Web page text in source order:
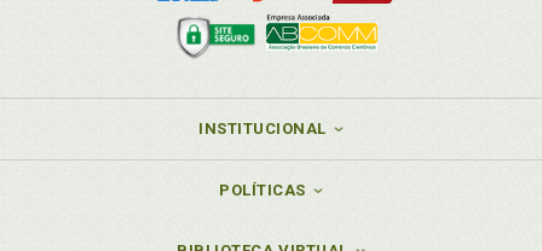
INSTITUCIONAL
POLÍTICAS